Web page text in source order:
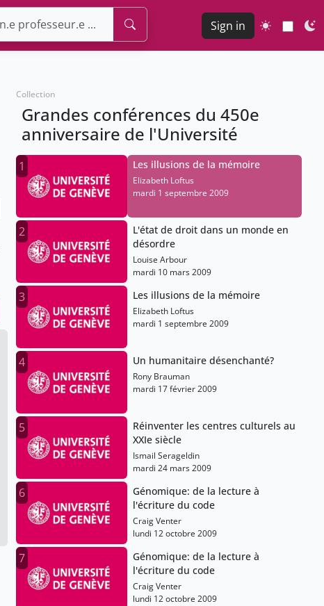
Sign in
Collection
Grandes conférences du 450e
anniversaire de l'Université
1 Les illusions de la mémoire
Elizabeth Loftus
mardi 1 septembre 2009
2
L'état de droit dans un monde en
désordre
Louise Arbour
mardi 10 mars 2009
3 Les illusions de la mémoire
Elizabeth Loftus
mardi 1 septembre 2009
4 Un humanitaire désenchanté?
Rony Brauman
mardi 17 février 2009
5
Réinventer les centres culturels au
XXIe siècle
Ismail Serageldin
mardi 24 mars 2009
6
Génomique: de la lecture à
l'écriture du code
Craig Venter
lundi 12 octobre 2009
7
Génomique: de la lecture à
l'écriture du code
Craig Venter
lundi 12 octobre 2009